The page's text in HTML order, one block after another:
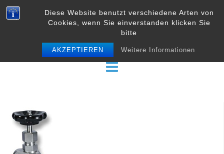
Diese Website benutzt verschiedene Arten von
Cookies, wenn Sie einverstanden klicken Sie
bitte
AKZEPTIEREN Weitere Informationen
Skip